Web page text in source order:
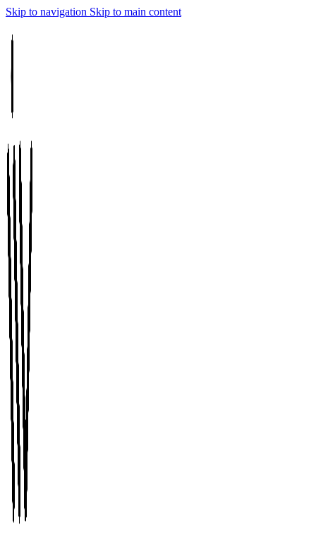
Skip to navigation Skip to main content